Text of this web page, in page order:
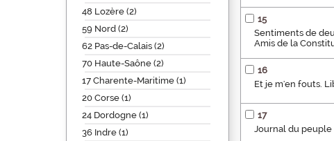
48 Lozère (2)
59 Nord (2)
62 Pas-de-Calais (2)
70 Haute-Saône (2)
17 Charente-Maritime (1)
20 Corse (1)
24 Dordogne (1)
36 Indre (1)
15
Sentiments de
Amis de la
16
Et je m'en fouts.
17
Journal du peuple